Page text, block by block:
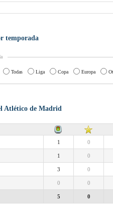
temporada
Todas Liga Copa Europa
Atlético de Madrid
1 0
1 0
3 0
0 0
5 0